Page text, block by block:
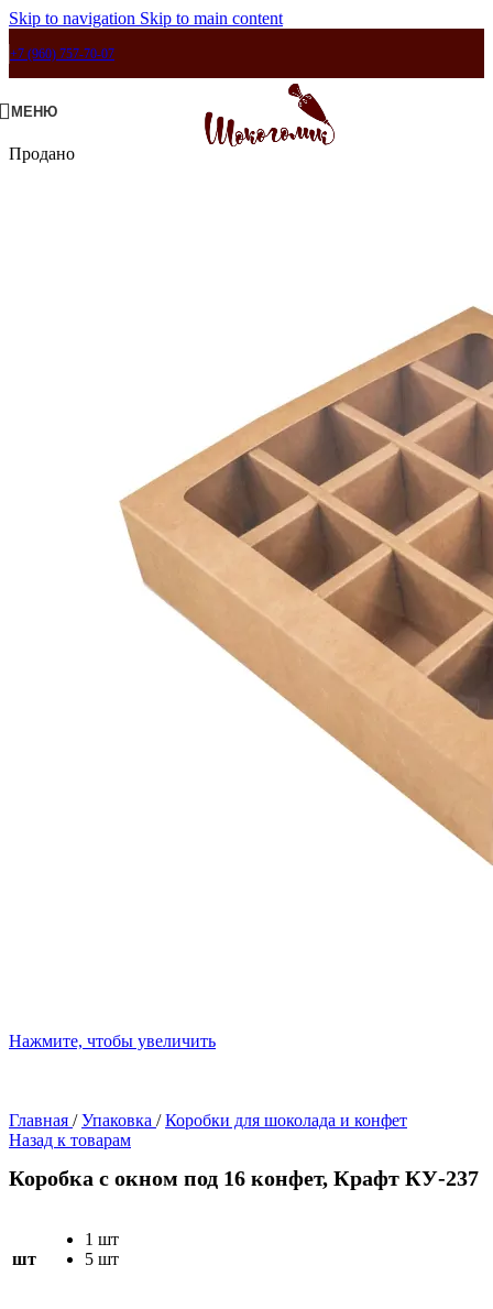
Skip to navigation Skip to main content
+7 (960) 757-70-07
МЕНЮ
Продано
Нажмите, чтобы увеличить
Главная / Упаковка / Коробки для шоколада и конфет
Назад к товарам
Коробка с окном под 16 конфет, Крафт КУ-237
шт
1 шт
5 шт